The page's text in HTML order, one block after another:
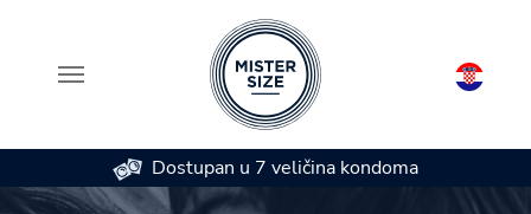
Skip to main content
Dostupan u 7 veličina kondoma